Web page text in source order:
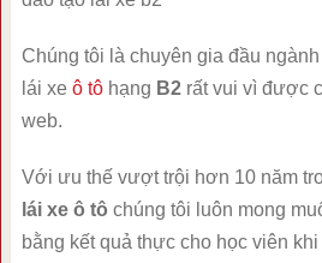
Chúng tôi là chuyên gia đầu
lái xe ô tôhạng B2rất vui vì được
web.
Với ưu thế vượt trội hơn 10 năm
lái xe ô tô chúng tôi luôn mong
bằng kết quả thực cho học viên